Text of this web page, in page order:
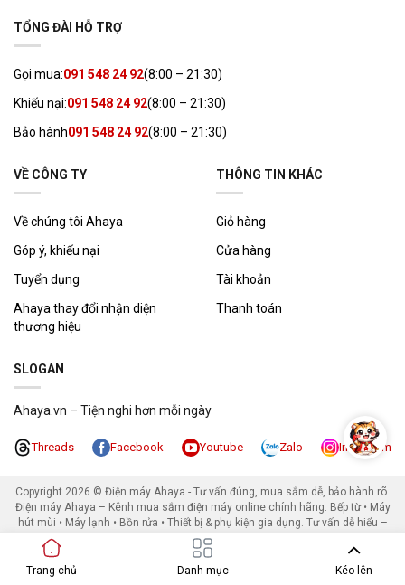
BẾP
Từ 3500 – dưới 4500W
Từ 4500 – dưới 5000W
Từ 5000 – 7000W
CÁC CHỨC
NĂNG AN
Tự động ngắt khi bếp nóng quá tải
Khóa bảng điều khiển
Có hẹn giờ
Gia nhiệt nhanh
Bếp từ thông minh – nguồn gốc ra đời
tại Đức vào năm 1957. Có nhiều nguồn gốc tài liều khác nhau
khi nói về người phát minh, nhưng điển hình là Fansi (người
Đức) được nhiều tài liệu ghi chép và công nhận.
TỔNG ĐÀI HỖ TRỢ
Gọi mua:091 548 24 92(8:00 – 21:30)
Khiếu nại:091 548 24 92(8:00 – 21:30)
Bảo hành091 548 24 92(8:00 – 21:30)
VỀ CÔNG TY
Về chúng tôi Ahaya
Góp ý, khiếu nại
Tuyển dụng
Ahaya thay đổi nhận diện
thương hiệu
THÔNG TIN KHÁC
Giỏ hàng
Cửa hàng
Tài khoản
Thanh toán
SLOGAN
Ahaya.vn – Tiện nghi hơn mỗi ngày
Threads Facebook Youtube Zalo Instagram
Copyright 2026 © Điện máy Ahaya - Tư vấn đúng, mua sắm dễ, bảo hành rõ.
Điện máy Ahaya – Kênh mua sắm điện máy online chính hãng. Bếp từ • Máy
hút mùi • Máy lạnh • Bồn rửa • Thiết bị & phụ kiện gia dụng. Tư vấn dễ hiểu –
Giá tốt – Bảo hành rõ ràng. Địa chỉ: 34 Đình phong phú, kp54, Phường Tăng
Nhơn Phú, TP Hồ Chí Minh, Việt Nam. Điện thoại: 0915 482 492. Email:
contact@ahaya.vn.
Trang chủ Danh mục Kéo lên